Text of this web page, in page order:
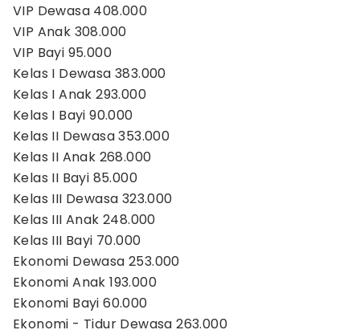
VIP Dewasa 408.000
VIP Anak 308.000
VIP Bayi 95.000
Kelas I Dewasa 383.000
Kelas I Anak 293.000
Kelas I Bayi 90.000
Kelas II Dewasa 353.000
Kelas II Anak 268.000
Kelas II Bayi 85.000
Kelas III Dewasa 323.000
Kelas III Anak 248.000
Kelas III Bayi 70.000
Ekonomi Dewasa 253.000
Ekonomi Anak 193.000
Ekonomi Bayi 60.000
Ekonomi - Tidur Dewasa 263.000